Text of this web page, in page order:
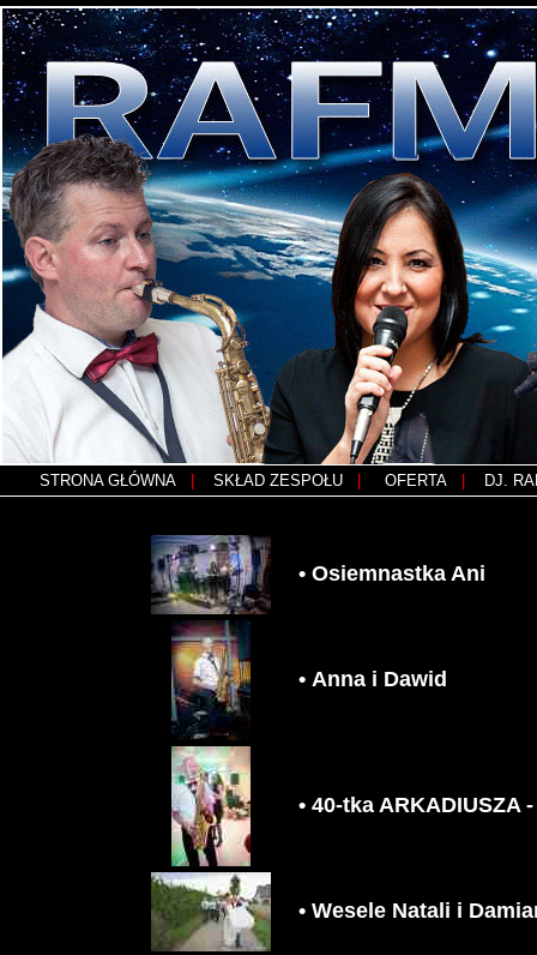
STRONA GŁÓWNA SKŁAD ZESPOŁU OFERTA DJ.
• Osiemnastka Ani
• Anna i Dawid
• 40-tka ARKADIUSZA
• Wesele Natali i